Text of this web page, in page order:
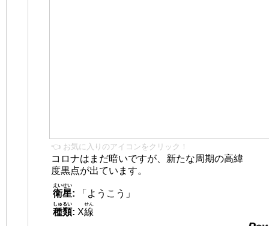
👈 お気に入りのアイコンをクリック！
コロナはまだ暗いですが、新たな周期の高緯
度黒点が出ています。
衛星
えいせい
:
「ようこう」
種類
しゅるい
: X線
せん